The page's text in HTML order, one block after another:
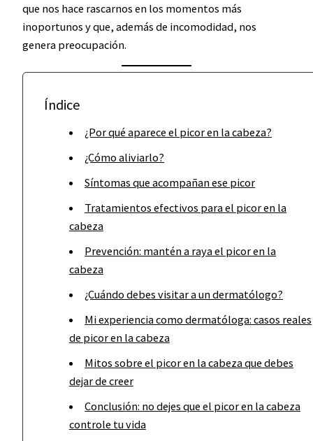
que nos hace rascarnos en los momentos más
inoportunos y que, además de incomodidad, nos
genera preocupación.
Índice
¿Por qué aparece el picor en la cabeza?
¿Cómo aliviarlo?
Síntomas que acompañan ese picor
Tratamientos efectivos para el picor en la
cabeza
Prevención: mantén a raya el picor en la
cabeza
¿Cuándo debes visitar a un dermatólogo?
Mi experiencia como dermatóloga: casos reales
de picor en la cabeza
Mitos sobre el picor en la cabeza que debes
dejar de creer
Conclusión: no dejes que el picor en la cabeza
controle tu vida